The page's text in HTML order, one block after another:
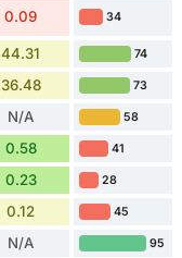
0.09 34
44.31 74
36.48 73
N/A 58
0.58 41
0.23 28
0.12 45
N/A 95